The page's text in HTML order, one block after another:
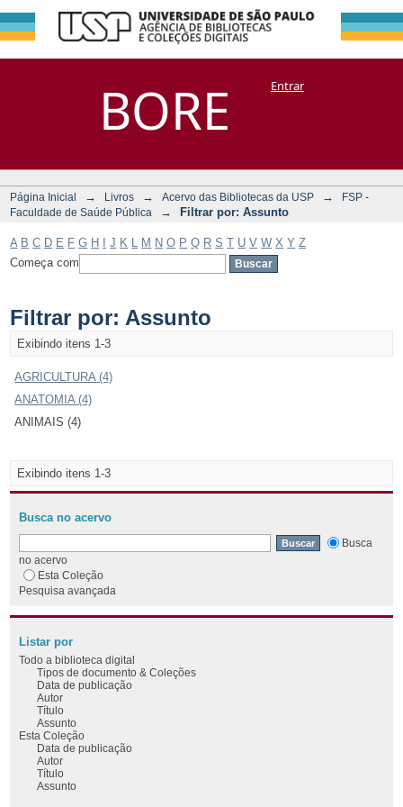
BORE
Filtrar por:
Assunto
DSpace/Manakin + CoriscoEntrar
Página Inicial → Livros → Acervo das Bibliotecas da USP →
FSP -
Faculdade de Saúde Pública
→ Filtrar por: Assunto
A B C D E F G H J K M N O P Q R S T U V W X Y Z
Começa com
Filtrar por: Assunto
Exibindo itens 1-3
AGRICULTURA (4)
ANATOMIA (4)
ANIMAIS (4)
Exibindo itens 1-3
Busca no acervo
Busca
no acervo
Esta Coleção
Pesquisa avançada
Listar por
Todo a biblioteca digital
Tipos de documento & Coleções
Data de publicação
Autor
Título
Assunto
Esta Coleção
Data de publicação
Autor
Título
Assunto